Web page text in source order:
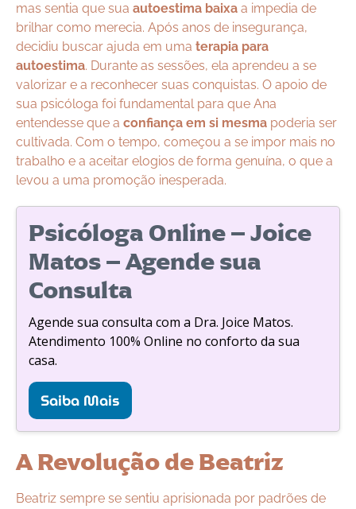
mas sentia que sua autoestima baixa a impedia de
brilhar como merecia. Após anos de insegurança,
decidiu buscar ajuda em uma terapia para
autoestima. Durante as sessões, ela aprendeu a se
valorizar e a reconhecer suas conquistas. O apoio de
sua psicóloga foi fundamental para que Ana
entendesse que a confiança em si mesma poderia ser
cultivada. Com o tempo, começou a se impor mais no
trabalho e a aceitar elogios de forma genuína, o que a
levou a uma promoção inesperada.
Psicóloga Online – Joice
Matos – Agende sua
Consulta
Agende sua consulta com a Dra. Joice Matos.
Atendimento 100% Online no conforto da sua
casa.
Saiba Mais
A Revolução de Beatriz
Beatriz sempre se sentiu aprisionada por padrões de